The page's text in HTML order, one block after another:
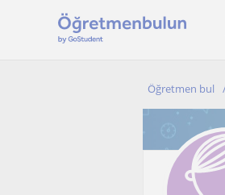
Öğretmen bul